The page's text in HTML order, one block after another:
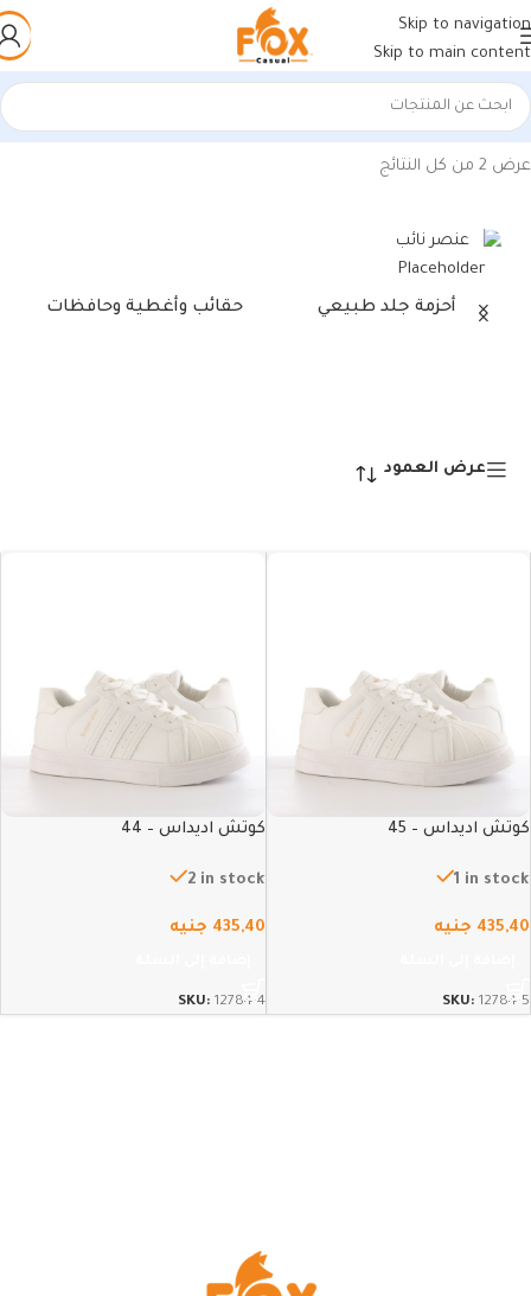
Skip to navigation
Skip to main content
الرئيسية/منتجات تحت الوسم “أحذية رياضية أبيض عالية الجودة”
عرض ⁦2⁩ من كل النتائج
أحزمة جلد طبيعي حقائب وأغطية وحافظات
عرض العمود
كوتش اديداس – 45
1 in stock
435,40 جنيه
SKU: 12784-5
كوتش اديداس – 44
2 in stock
435,40 جنيه
SKU: 12784-4